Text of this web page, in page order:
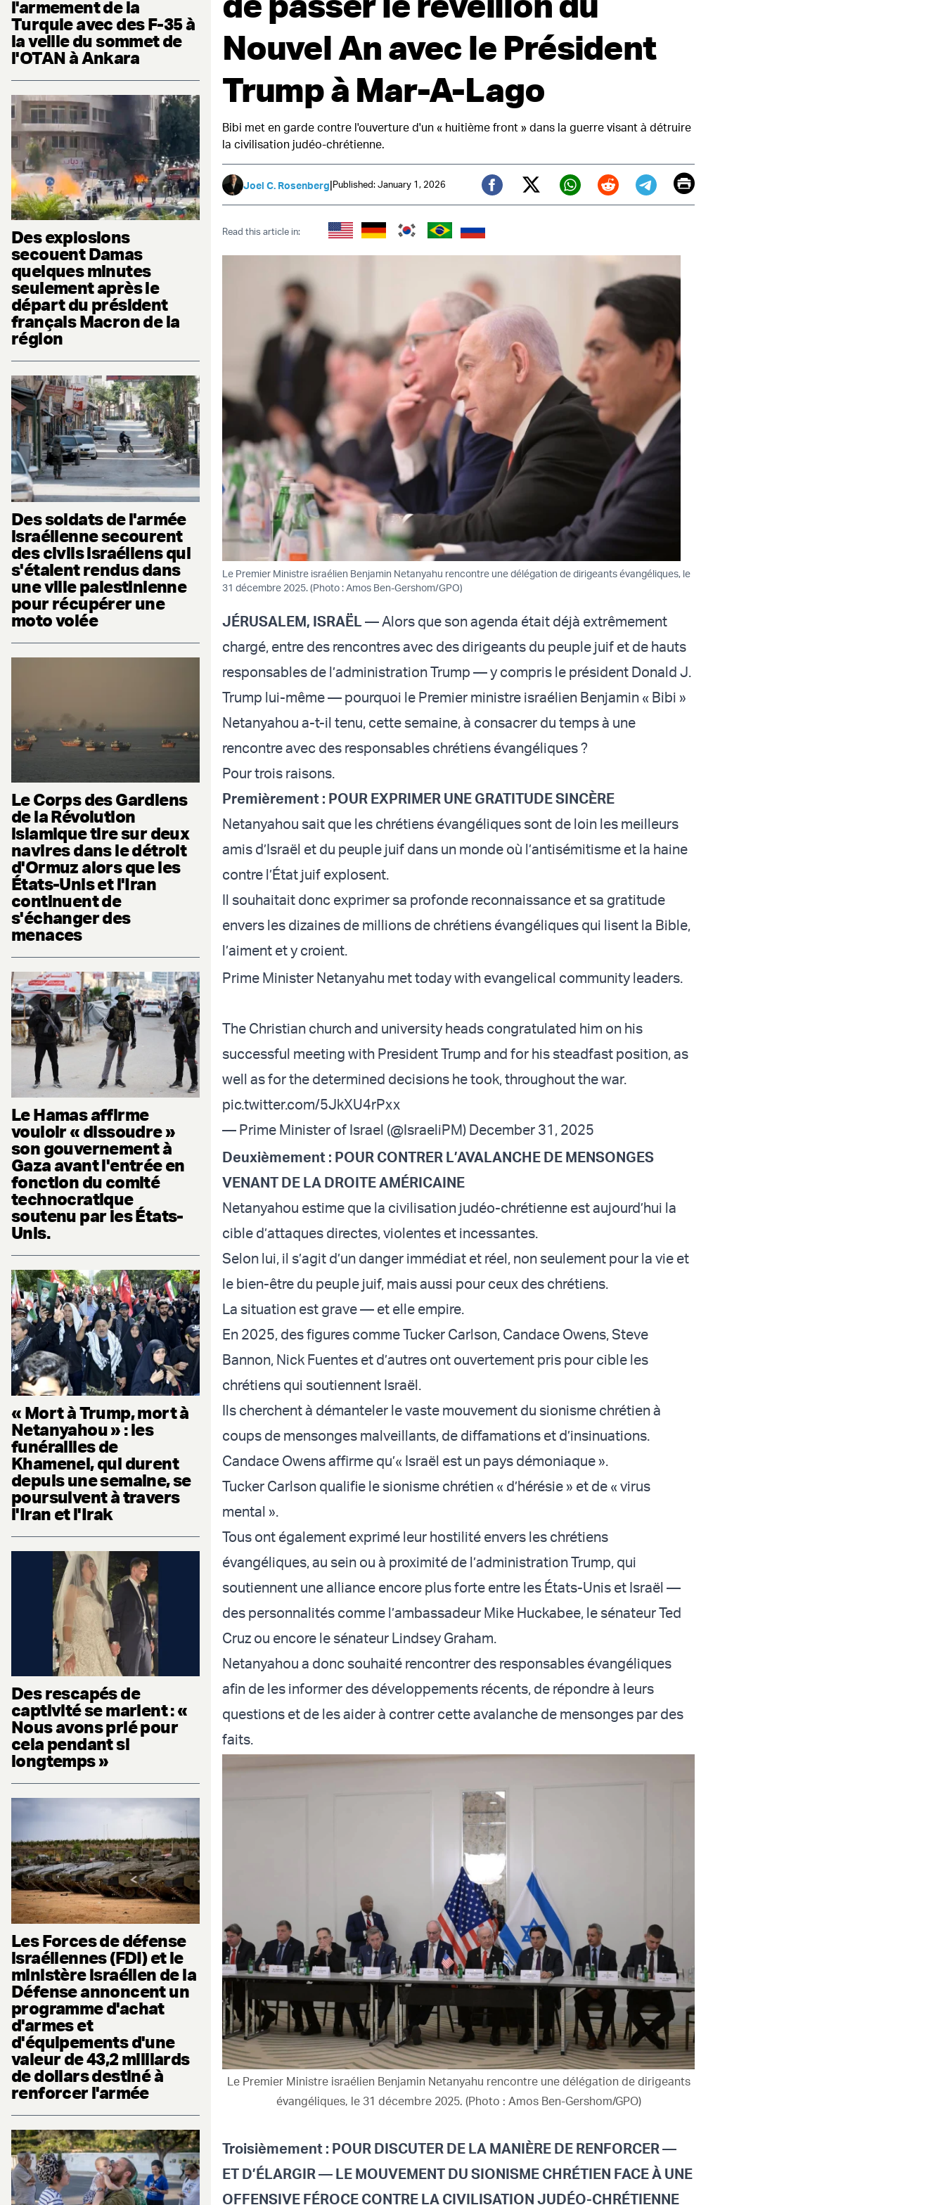
l'armement de la
Turquie avec des F-35 à
la veille du sommet de
l'OTAN à Ankara
Des explosions
secouent Damas
quelques minutes
seulement après le
départ du président
français Macron de la
région
Des soldats de l'armée
israélienne secourent
des civils israéliens qui
s'étaient rendus dans
une ville palestinienne
pour récupérer une
moto volée
Le Corps des Gardiens
de la Révolution
islamique tire sur deux
navires dans le détroit
d'Ormuz alors que les
États-Unis et l'Iran
continuent de
s'échanger des
menaces
Le Hamas affirme
vouloir « dissoudre »
son gouvernement à
Gaza avant l'entrée en
fonction du comité
technocratique
soutenu par les États-
Unis.
« Mort à Trump, mort à
Netanyahou » : les
funérailles de
Khamenei, qui durent
depuis une semaine, se
poursuivent à travers
l'Iran et l'Irak
Des rescapés de
captivité se marient : «
Nous avons prié pour
cela pendant si
longtemps »
Les Forces de défense
israéliennes (FDI) et le
ministère israélien de la
Défense annoncent un
programme d'achat
d'armes et
d'équipements d'une
valeur de 43,2 milliards
de dollars destiné à
renforcer l'armée
Nouvel An avec le Président
Trump à Mar-A-Lago
Bibi met en garde contre l'ouverture d'un « huitième front » dans la guerre visant à détruire
la civilisation judéo-chrétienne.
Joel C. Rosenberg|Published: January 1, 2026
Facebook
Twitter (X)
Whatsapp
RedditTelegram
EmailPrint
Read this article in:
Le Premier Ministre israélien Benjamin Netanyahu rencontre une délégation de dirigeants évangéliques, le
31 décembre 2025. (Photo : Amos Ben-Gershom/GPO)
JÉRUSALEM, ISRAËL —Alors que son agenda était déjà extrêmement
chargé, entre des rencontres avec des dirigeants du peuple juif et de hauts
responsables de l’administration Trump — y compris le président Donald J.
Trump lui-même — pourquoi le Premier ministre israélien Benjamin « Bibi »
Netanyahou a-t-il tenu, cette semaine, à consacrer du temps à une
rencontre avec des responsables chrétiens évangéliques ?
Pour trois raisons.
Premièrement : POUR EXPRIMER UNE GRATITUDE SINCÈRE
Netanyahou sait que les chrétiens évangéliques sont de loin les meilleurs
amis d’Israël et du peuple juif dans un monde où l’antisémitisme et la haine
contre l’État juif explosent.
Il souhaitait donc exprimer sa profonde reconnaissance et sa gratitude
envers les dizaines de millions de chrétiens évangéliques qui lisent la Bible,
l’aiment et y croient.
Prime Minister Netanyahu met today with evangelical community leaders.
The Christian church and university heads congratulated him on his
successful meeting with President Trump and for his steadfast position, as
well as for the determined decisions he took, throughout the war.
pic.twitter.com/5JkXU4rPxx
— Prime Minister of Israel (@IsraeliPM) December 31, 2025
Deuxièmement : POUR CONTRER L’AVALANCHE DE MENSONGES
VENANT DE LA DROITE AMÉRICAINE
Netanyahou estime que la civilisation judéo-chrétienne est aujourd’hui la
cible d’attaques directes, violentes et incessantes.
Selon lui, il s’agit d’un danger immédiat et réel, non seulement pour la vie et
le bien-être du peuple juif, mais aussi pour ceux des chrétiens.
La situation est grave — et elle empire.
En 2025, des figures comme Tucker Carlson, Candace Owens, Steve
Bannon, Nick Fuentes et d’autres ont ouvertement pris pour cible les
chrétiens qui soutiennent Israël.
Ils cherchent à démanteler le vaste mouvement du sionisme chrétien à
coups de mensonges malveillants, de diffamations et d’insinuations.
Candace Owens affirme qu’« Israël est un pays démoniaque ».
Tucker Carlson qualifie le sionisme chrétien « d’hérésie » et de « virus
mental ».
Tous ont également exprimé leur hostilité envers les chrétiens
évangéliques, au sein ou à proximité de l’administration Trump, qui
soutiennent une alliance encore plus forte entre les États-Unis et Israël —
des personnalités comme l’ambassadeur Mike Huckabee, le sénateur Ted
Cruz ou encore le sénateur Lindsey Graham.
Netanyahou a donc souhaité rencontrer des responsables évangéliques
afin de les informer des développements récents, de répondre à leurs
questions et de les aider à contrer cette avalanche de mensonges par des
faits.
Le Premier Ministre israélien Benjamin Netanyahu rencontre une délégation de dirigeants
évangéliques, le 31 décembre 2025. (Photo : Amos Ben-Gershom/GPO)
Troisièmement : POUR DISCUTER DE LA MANIÈRE DE RENFORCER —
ET D’ÉLARGIR — LE MOUVEMENT DU SIONISME CHRÉTIEN FACE À UNE
OFFENSIVE FÉROCE CONTRE LA CIVILISATION JUDÉO-CHRÉTIENNE